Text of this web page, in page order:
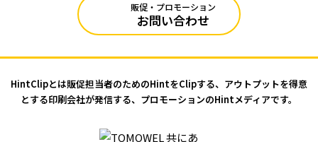
販促・プロモーション
お問い合わせ
HintClipとは販促担当者のためのHintをClipする、アウトプットを得意
とする印刷会社が発信する、プロモーションのHintメディアです。